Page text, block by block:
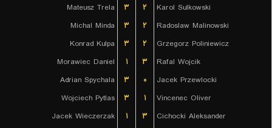
Mateusz Trela ۳ ۲
Karol Sulkowski
Michal Minda
۳ ۲
Radoslaw Malinowski
Konrad Kulpa
۳ ۲
Grzegorz Poliniewicz
Morawiec Daniel
۱ ۳
Rafal Wojcik
Adrian Spychala
۳ ۰
Jacek Przewlocki
Wojciech Pytlas
۳ ۱
Vincenec Oliver
Jacek Wieczerzak
۱ ۳
Cichocki Aleksander